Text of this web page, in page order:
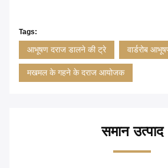
Tags:
आभूषण दराज डालने की ट्रे वार्डरोब
मखमल के गहने के दराज आयोजक
समान उत्पाद